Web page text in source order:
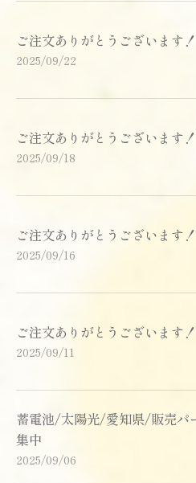
ご注文ありがとうございます！
2025/09/22
ご注文ありがとうございます！
2025/09/18
ご注文ありがとうございます！
2025/09/16
ご注文ありがとうございます！
2025/09/11
蓄電池/太陽光/愛知県/販売パ
集中
2025/09/06